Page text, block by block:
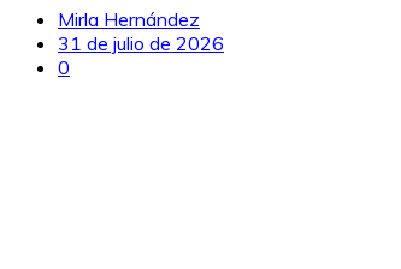
Mirla Hernández
31 de julio de 2026
0